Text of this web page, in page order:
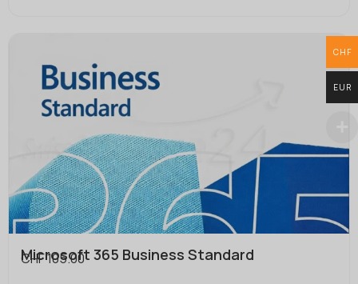
Microsoft 365 Business Standard
CHF105.00
CHF
EUR